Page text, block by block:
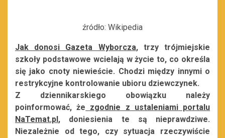
źródło: Wikipedia
Jak donosi Gazeta Wyborcza, trzy trójmiejskie
szkoły podstawowe wcielają w życie to, co określa
się jako cnoty niewieście. Chodzi między innymi o
restrykcyjne kontrolowanie ubioru dziewczynek.
Z dziennikarskiego obowiązku należy
poinformować, że zgodnie z ustaleniami portalu
NaTemat.pl , doniesienia te są nieprawdziwe.
Niezależnie od tego, czy sytuacja rzeczywiście